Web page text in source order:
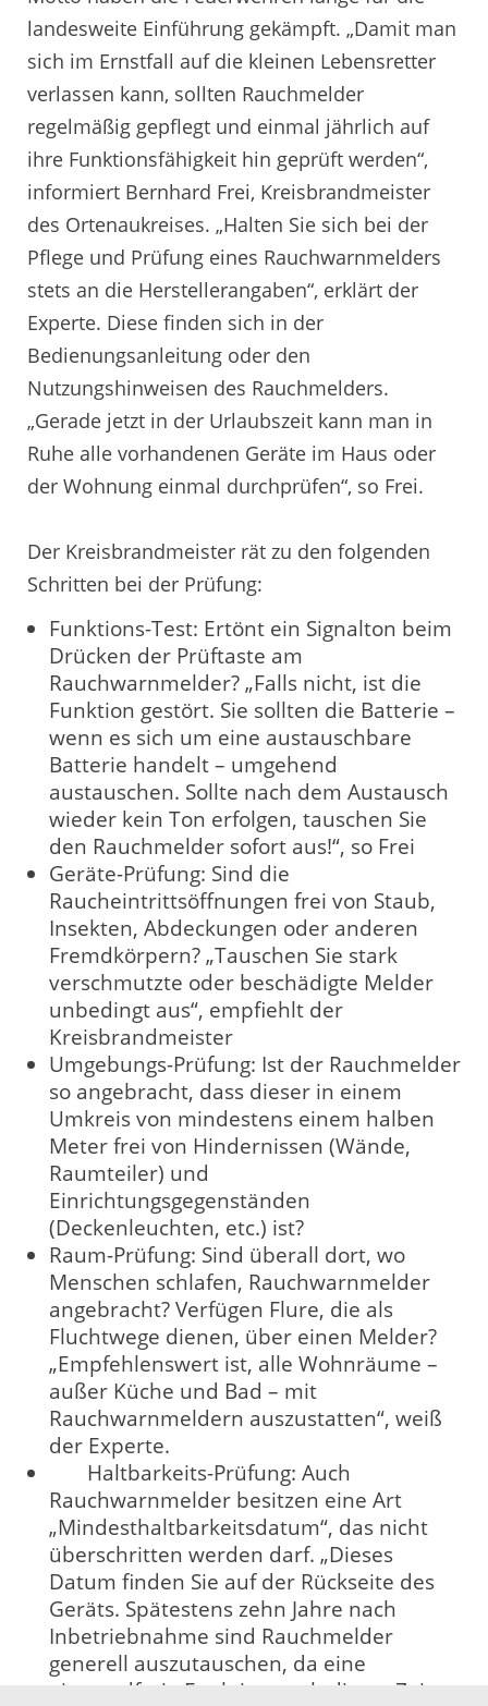
landesweite Einführung gekämpft. „Damit man
sich im Ernstfall auf die kleinen Lebensretter
verlassen kann, sollten Rauchmelder
regelmäßig gepflegt und einmal jährlich auf
ihre Funktionsfähigkeit hin geprüft werden“,
informiert Bernhard Frei, Kreisbrandmeister
des Ortenaukreises. „Halten Sie sich bei der
Pflege und Prüfung eines Rauchwarnmelders
stets an die Herstellerangaben“, erklärt der
Experte. Diese finden sich in der
Bedienungsanleitung oder den
Nutzungshinweisen des Rauchmelders.
„Gerade jetzt in der Urlaubszeit kann man in
Ruhe alle vorhandenen Geräte im Haus oder
der Wohnung einmal durchprüfen“, so Frei.
Der Kreisbrandmeister rät zu den folgenden
Schritten bei der Prüfung:
Funktions-Test: Ertönt ein Signalton beim
Drücken der Prüftaste am
Rauchwarnmelder? „Falls nicht, ist die
Funktion gestört. Sie sollten die Batterie –
wenn es sich um eine austauschbare
Batterie handelt – umgehend
austauschen. Sollte nach dem Austausch
wieder kein Ton erfolgen, tauschen Sie
den Rauchmelder sofort aus!“, so Frei
Geräte-Prüfung: Sind die
Raucheintrittsöffnungen frei von Staub,
Insekten, Abdeckungen oder anderen
Fremdkörpern? „Tauschen Sie stark
verschmutzte oder beschädigte Melder
unbedingt aus“, empfiehlt der
Kreisbrandmeister
Umgebungs-Prüfung: Ist der Rauchmelder
so angebracht, dass dieser in einem
Umkreis von mindestens einem halben
Meter frei von Hindernissen (Wände,
Raumteiler) und
Einrichtungsgegenständen
(Deckenleuchten, etc.) ist?
Raum-Prüfung: Sind überall dort, wo
Menschen schlafen, Rauchwarnmelder
angebracht? Verfügen Flure, die als
Fluchtwege dienen, über einen Melder?
„Empfehlenswert ist, alle Wohnräume –
außer Küche und Bad – mit
Rauchwarnmeldern auszustatten“, weiß
der Experte.
Haltbarkeits-Prüfung: Auch
Rauchwarnmelder besitzen eine Art
„Mindesthaltbarkeitsdatum“, das nicht
überschritten werden darf. „Dieses
Datum finden Sie auf der Rückseite des
Geräts. Spätestens zehn Jahre nach
Inbetriebnahme sind Rauchmelder
generell auszutauschen, da eine
einwandfreie Funktion nach dieser Zeit